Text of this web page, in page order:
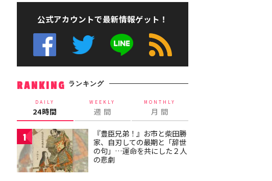
公式アカウントで最新情報ゲット！
RANKING ランキング
DAILY
24時間
WEEKLY
週 間
MONTHLY
月 間
1
『豊臣兄弟！』お市と柴田勝
家、自刃しての最期と「辞世
の句」…運命を共にした２人
の悲劇